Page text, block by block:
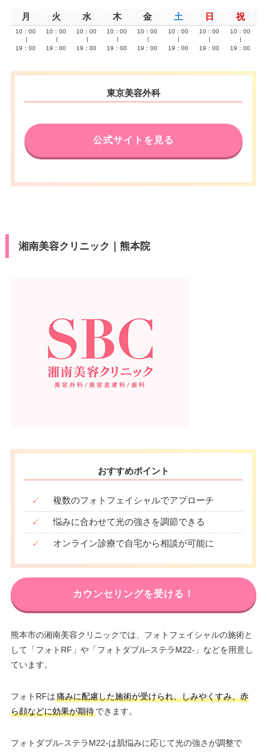
月 火 水 木 金 土 日 祝
10：00
19：00
10：00
19：00
10：00
19：00
10：00
19：00
10：00
19：00
10：00
19：00
10：00
19：00
10：00
19：00
東京美容外科
公式サイトを見る
湘南美容クリニック｜熊本院
おすすめポイント
✓ 複数のフォトフェイシャルでアプローチ
✓ 悩みに合わせて光の強さを調節できる
✓ オンライン診療で自宅から相談が可能に
カウンセリングを受ける！
熊本市の湘南美容クリニックでは、フォトフェイシャルの施術と
して「フォトRF」や「フォトダブル-ステラM22-」などを用意し
ています。
フォトRFは痛みに配慮した施術が受けられ、しみやくすみ、赤
ら顔などに効果が期待できます。
フォトダブル-ステラM22-は肌悩みに応じて光の強さが調整で